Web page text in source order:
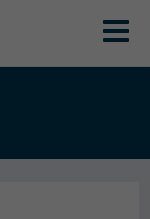
T
o
g